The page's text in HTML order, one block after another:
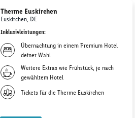
Therme Euskirchen
Euskirchen, DE
Inklusivleistungen:
Übernachtung in einem Premium Hotel
deiner Wahl
Weitere Extras wie Frühstück, je nach
gewähltem Hotel
Tickets für die Therme Euskirchen